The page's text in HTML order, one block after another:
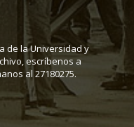
de la Universidad y
escríbenos a
al 27180275.